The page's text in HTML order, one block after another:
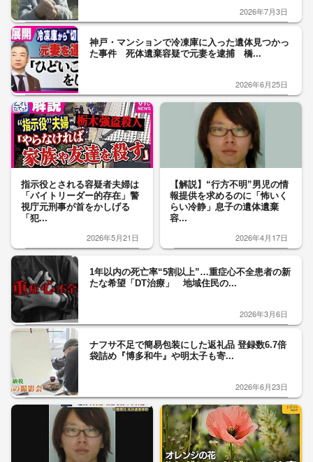
2026年7月3日
神戸・マンションで冷凍庫に入った遺体見つかっ
た事件 死体遺棄容疑で元妻を逮捕 橋...
2026年6月25日
指示役とされる容疑者夫婦は
「バイトリーダー的存在」警
視庁元刑事が首をかしげる
「犯...
2026年5月21日
【解説】“行方不明”男児の情
報提供を求めるのに「怖いく
らい冷静」息子の遺体遺棄
容...
2026年4月17日
1年以内の死亡率“5割以上”…重症心不全患者の新
たな希望「DT治療」 地域住民の...
2026年3月6日
ナフサ不足で簡易包装にした返礼品 登録数6.7倍
袋詰め『博多和牛』や明太子も寄...
2026年6月23日